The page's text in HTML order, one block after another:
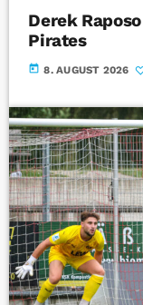
Derek
Pirates
today 8. AUGUST 2026